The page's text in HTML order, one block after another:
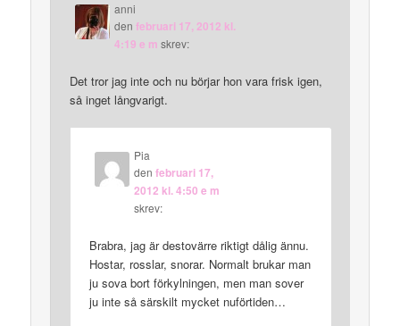
anni
denfebruari 17, 2012 kl.
4:19 e m skrev:
Det tror jag inte och nu börjar hon vara frisk igen,
så inget långvarigt.
Pia
denfebruari 17,
2012 kl. 4:50 e m
skrev:
Brabra, jag är destovärre riktigt dålig ännu.
Hostar, rosslar, snorar. Normalt brukar man
ju sova bort förkylningen, men man sover
ju inte så särskilt mycket nuförtiden…